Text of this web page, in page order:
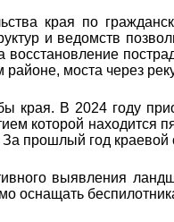
края по
и ведомств
моста через
края. В 2024 году
которой находится
прошлый год
выявления
оснащать